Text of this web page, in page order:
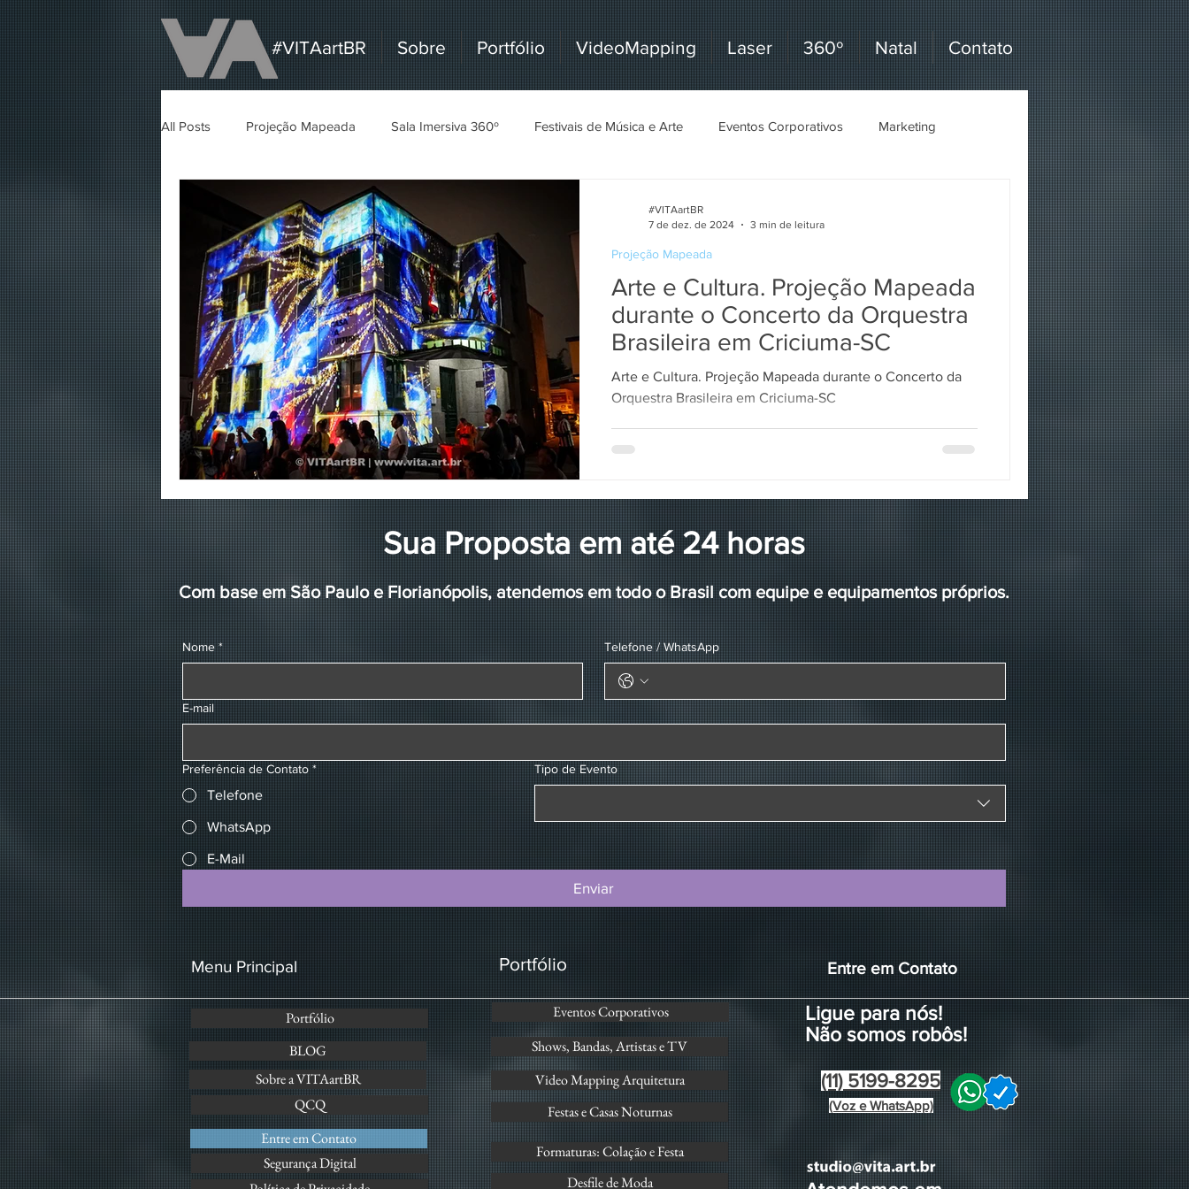
#VITAartBR Sobre Portfólio VideoMapping Laser 360º Natal Contato
All Posts Projeção Mapeada Sala Imersiva 360º Festivais de Música e Arte Eventos Corporativos Marketing
Editorial
Arte e Cultura. Projeção Mapeada
durante o Concerto da Orquestra
Brasileira em Criciuma-SC
Arte e Cultura. Projeção Mapeada durante o Concerto da
Orquestra Brasileira em Criciuma-SC
Projeção Mapeada
#VITAartBR
7 de dez. de 2024
3 min de leitura
Sua Proposta em até 24 horas
Com base em São Paulo e Florianópolis, atendemos em todo o Brasil com equipe e equipamentos próprios.
Nome * Telefone / WhatsApp
E-mail
Preferência de Contato *
Telefone
WhatsApp
E-Mail
Tipo de Evento
Enviar
Menu Principal Portfólio Entre em Contato
Portfólio
BLOG
Sobre a VITAartBR
QCQ
Entre em Contato
Segurança Digital
Eventos Corporativos
Shows, Bandas, Artistas e TV
Video Mapping Arquitetura
Festas e Casas Noturnas
Formaturas: Colação e Festa
Desfile de Moda
Ligue para nós!
Não somos robôs!
(11) 5199-8295
(Voz e WhatsApp)